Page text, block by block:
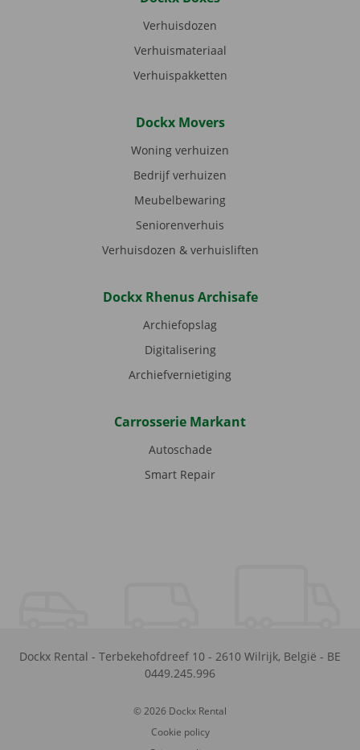
Verhuisdozen
Verhuismateriaal
Verhuispakketten
Dockx Movers
Woning verhuizen
Bedrijf verhuizen
Meubelbewaring
Seniorenverhuis
Verhuisdozen & verhuisliften
Dockx Rhenus Archisafe
Archiefopslag
Digitalisering
Archiefvernietiging
Carrosserie Markant
Autoschade
Smart Repair
Dockx Rental - Terbekehofdreef 10 - 2610 Wilrijk, België - BE
0449.245.996
© 2026 Dockx Rental
Cookie policy